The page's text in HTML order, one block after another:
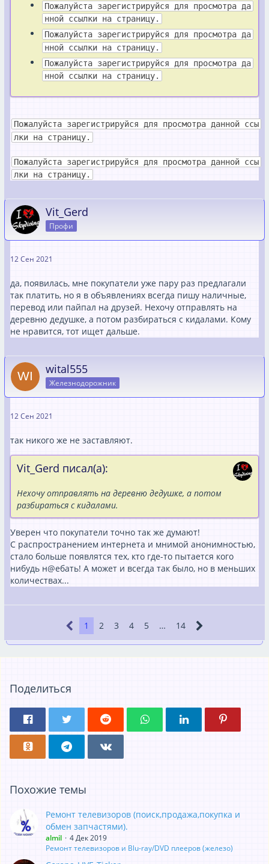
Пожалуйста зарегистрируйся для просмотра да
нной ссылки на страницу.
Пожалуйста зарегистрируйся для просмотра да
нной ссылки на страницу.
Пожалуйста зарегистрируйся для просмотра да
нной ссылки на страницу.
Пожалуйста зарегистрируйся для просмотра данной ссы
лки на страницу.
Пожалуйста зарегистрируйся для просмотра данной ссы
лки на страницу.
Vit_Gerd
Профи
12 Сен 2021
да, появилась, мне покупатели уже пару раз предлагали
так платить, но я в объявлениях всегда пишу наличные,
перевод или пайпал на друзей. Нехочу отправлять на
деревню дедушке, а потом разбираться с кидалами. Кому
не нравится, тот ищет дальше.
wital555
Железнодорожник
12 Сен 2021
так никого же не заставляют.
Vit_Gerd писал(а):
Нехочу отправлять на деревню дедушке, а потом
разбираться с кидалами.
Уверен что покупатели точно так же думают!
С распространением интернета и мнимой анонимностью,
стало больше появлятся тех, кто где-то пытается кого
нибудь н@ебать! А может и всегда так было, но в меньших
количествах...
1 2 3 4 5 … 14
Поделиться
Похожие темы
Ремонт телевизоров (поиск,продажа,покупка и
обмен запчастями).
almil
4 Дек 2019
Ремонт телевизоров и Blu-ray/DVD плееров (железо)